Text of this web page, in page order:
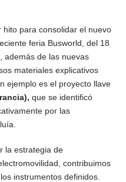
para consolidar el nuevo
feria Busworld, del 18
además de las nuevas
materiales explicativos
ejemplo es el proyecto llave
que se identificó
por las
la estrategia de
contribuimos
instrumentos definidos.